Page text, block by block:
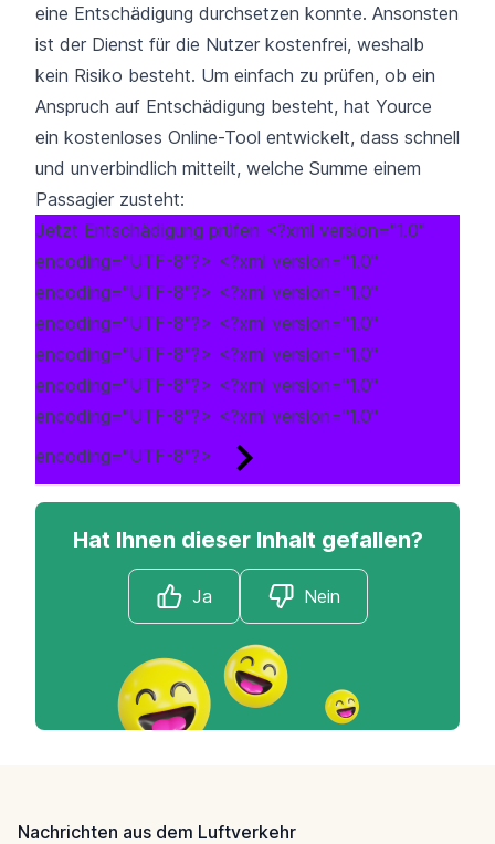
eine Entschädigung durchsetzen konnte. Ansonsten
ist der Dienst für die Nutzer kostenfrei, weshalb
kein Risiko besteht. Um einfach zu prüfen, ob ein
Anspruch auf Entschädigung besteht, hat Yource
ein kostenloses Online-Tool entwickelt, dass schnell
und unverbindlich mitteilt, welche Summe einem
Passagier zusteht:
Jetzt Entschädigung prüfen <?xml version="1.0"
encoding="UTF-8"?> <?xml version="1.0"
encoding="UTF-8"?> <?xml version="1.0"
encoding="UTF-8"?> <?xml version="1.0"
encoding="UTF-8"?> <?xml version="1.0"
encoding="UTF-8"?> <?xml version="1.0"
encoding="UTF-8"?> <?xml version="1.0"
encoding="UTF-8"?>
Hat Ihnen dieser Inhalt gefallen?
Ja Nein
Nachrichten aus dem Luftverkehr